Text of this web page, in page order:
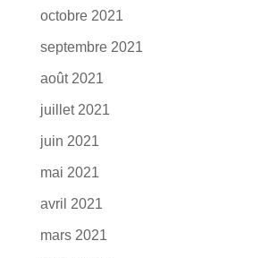
octobre 2021
septembre 2021
août 2021
juillet 2021
juin 2021
mai 2021
avril 2021
mars 2021